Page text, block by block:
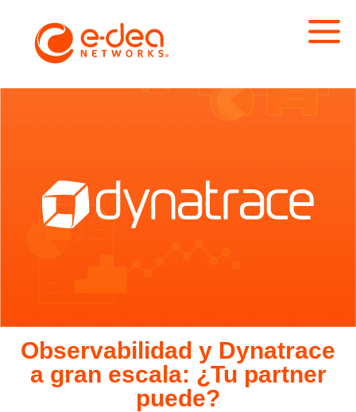
Observabilidad y Dynatrace
a gran escala: ¿Tu partner
puede?